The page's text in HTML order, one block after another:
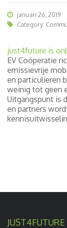
januari 26, 2019
Category:
just4future is
EV Coöperatie
emissievrije
en particulieren
weinig tot geen
Uitgangspunt is
en partners
JUST4FUTURE